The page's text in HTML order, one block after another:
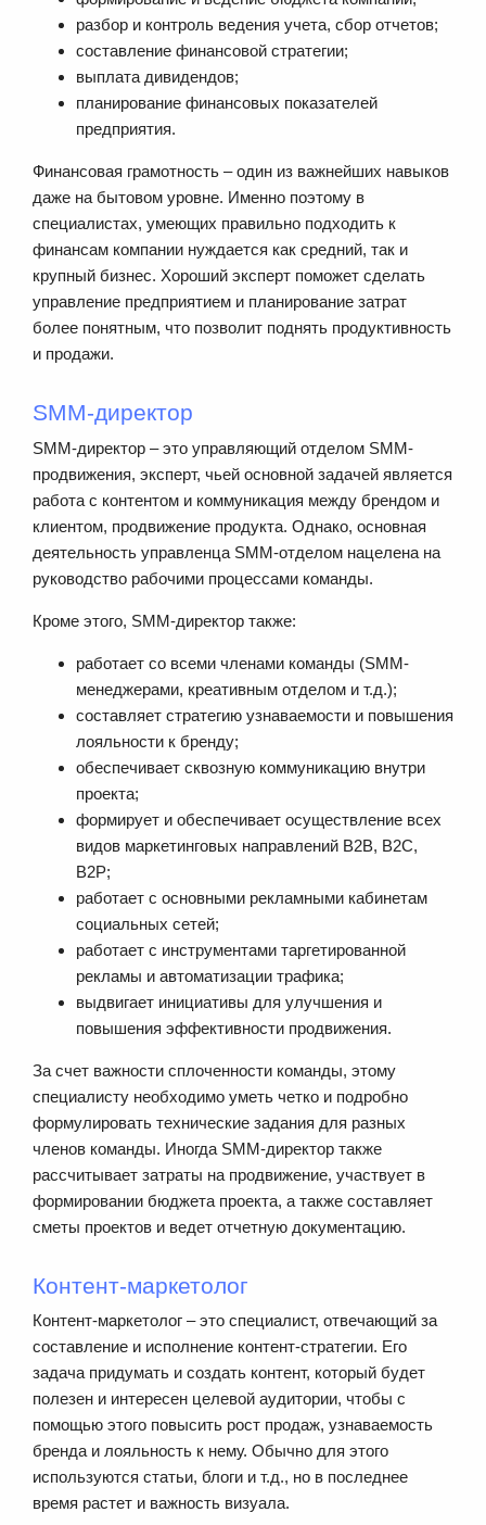
разбор и контроль ведения учета, сбор отчетов;
составление финансовой стратегии;
выплата дивидендов;
планирование финансовых показателей
предприятия.
Финансовая грамотность – один из важнейших навыков
даже на бытовом уровне. Именно поэтому в
специалистах, умеющих правильно подходить к
финансам компании нуждается как средний, так и
крупный бизнес. Хороший эксперт поможет сделать
управление предприятием и планирование затрат
более понятным, что позволит поднять продуктивность
и продажи.
SMM-директор
SMM-директор – это управляющий отделом SMM-
продвижения, эксперт, чьей основной задачей является
работа с контентом и коммуникация между брендом и
клиентом, продвижение продукта. Однако, основная
деятельность управленца SMM-отделом нацелена на
руководство рабочими процессами команды.
Кроме этого, SMM-директор также:
работает со всеми членами команды (SMM-
менеджерами, креативным отделом и т.д.);
составляет стратегию узнаваемости и повышения
лояльности к бренду;
обеспечивает сквозную коммуникацию внутри
проекта;
формирует и обеспечивает осуществление всех
видов маркетинговых направлений B2B, B2C,
B2P;
работает с основными рекламными кабинетам
социальных сетей;
работает с инструментами таргетированной
рекламы и автоматизации трафика;
выдвигает инициативы для улучшения и
повышения эффективности продвижения.
За счет важности сплоченности команды, этому
специалисту необходимо уметь четко и подробно
формулировать технические задания для разных
членов команды. Иногда SMM-директор также
рассчитывает затраты на продвижение, участвует в
формировании бюджета проекта, а также составляет
сметы проектов и ведет отчетную документацию.
Контент-маркетолог
Контент-маркетолог – это специалист, отвечающий за
составление и исполнение контент-стратегии. Его
задача придумать и создать контент, который будет
полезен и интересен целевой аудитории, чтобы с
помощью этого повысить рост продаж, узнаваемость
бренда и лояльность к нему. Обычно для этого
используются статьи, блоги и т.д., но в последнее
время растет и важность визуала.